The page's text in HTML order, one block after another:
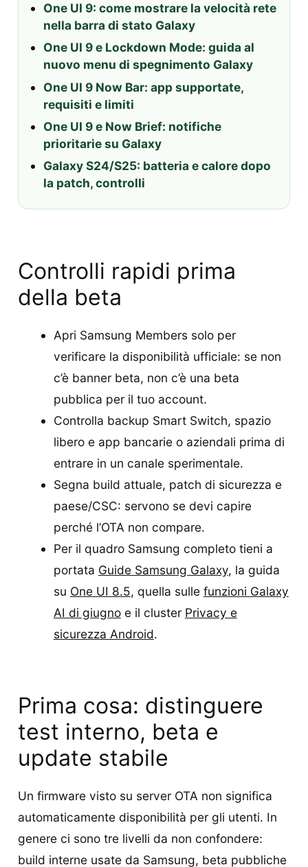
One UI 9: come mostrare la velocità rete
nella barra di stato Galaxy
One UI 9 e Lockdown Mode: guida al
nuovo menu di spegnimento Galaxy
One UI 9 Now Bar: app supportate,
requisiti e limiti
One UI 9 e Now Brief: notifiche
prioritarie su Galaxy
Galaxy S24/S25: batteria e calore dopo
la patch, controlli
Controlli rapidi prima
della beta
Apri Samsung Members solo per
verificare la disponibilità ufficiale: se non
c’è banner beta, non c’è una beta
pubblica per il tuo account.
Controlla backup Smart Switch, spazio
libero e app bancarie o aziendali prima di
entrare in un canale sperimentale.
Segna build attuale, patch di sicurezza e
paese/CSC: servono se devi capire
perché l’OTA non compare.
Per il quadro Samsung completo tieni a
portata Guide Samsung Galaxy, la guida
su One UI 8.5, quella sulle funzioni Galaxy
AI di giugnoe il cluster Privacy e
sicurezza Android.
Prima cosa: distinguere
test interno, beta e
update stabile
Un firmware visto su server OTA non significa
automaticamente disponibilità per gli utenti. In
genere ci sono tre livelli da non confondere:
build interne usate da Samsung, beta pubbliche